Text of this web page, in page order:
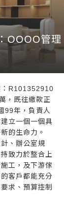
OOOO管理
：R101352910
，既往繳款正
99年，負責人
立一個一個具
的生命力。
、辦公室規
致力於整合上
工，及下游傢
客戶都能充分
求、預算控制